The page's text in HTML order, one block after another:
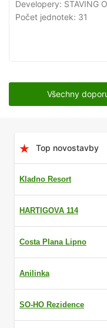
Developery: STAVING
Počet jednotek: 31
Všechny
Top novostavby
Kladno Resort
HARTIGOVA 114
Costa Plana Lipno
Anilinka
SO-HO Rezidence